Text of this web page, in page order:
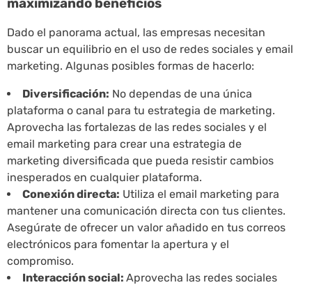
maximizando beneficios
Dado el panorama actual, las empresas necesitan
buscar un equilibrio en el uso de redes sociales y email
marketing. Algunas posibles formas de hacerlo:
Diversificación: No dependas de una única
plataforma o canal para tu estrategia de marketing.
Aprovecha las fortalezas de las redes sociales y el
email marketing para crear una estrategia de
marketing diversificada que pueda resistir cambios
inesperados en cualquier plataforma.
Conexión directa: Utiliza el email marketing para
mantener una comunicación directa con tus clientes.
Asegúrate de ofrecer un valor añadido en tus correos
electrónicos para fomentar la apertura y el
compromiso.
Interacción social: Aprovecha las redes sociales